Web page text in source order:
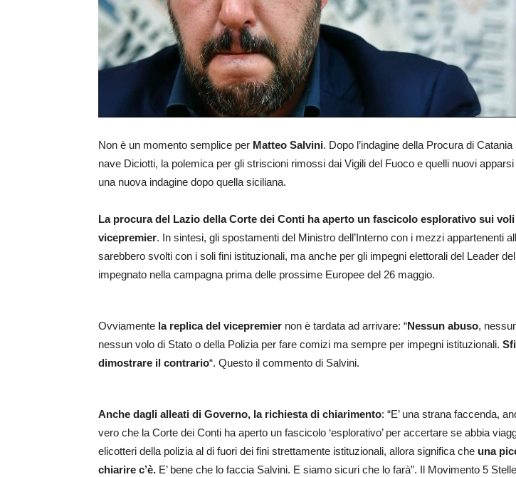
Non è un momento semplice per Matteo Salvini. Dopo l’indagine della Procura di
nave Diciotti, la polemica per gli striscioni rimossi dai Vigili del Fuoco e quelli nuovi
una nuova indagine dopo quella siciliana.
La procura del Lazio della Corte dei Conti ha aperto un fascicolo esplorativo sui
vicepremier. In sintesi, gli spostamenti del Ministro dell’Interno con i mezzi appartenenti
sarebbero svolti con i soli fini istituzionali, ma anche per gli impegni elettorali del Leader
impegnato nella campagna prima delle prossime Europee del 26 maggio.
Ovviamente la replica del vicepremier non è tardata ad arrivare: “Nessun abuso,
nessun volo di Stato o della Polizia per fare comizi ma sempre per impegni istituzionali.
dimostrare il contrario“. Questo il commento di Salvini.
Anche dagli alleati di Governo, la richiesta di chiarimento: “E’ una strana faccenda,
vero che la Corte dei Conti ha aperto un fascicolo ‘esplorativo’ per accertare se abbia
elicotteri della polizia al di fuori dei fini strettamente istituzionali, allora significa che una
chiarire c’è. E’ bene che lo faccia Salvini. E siamo sicuri che lo farà”. Il Movimento 5